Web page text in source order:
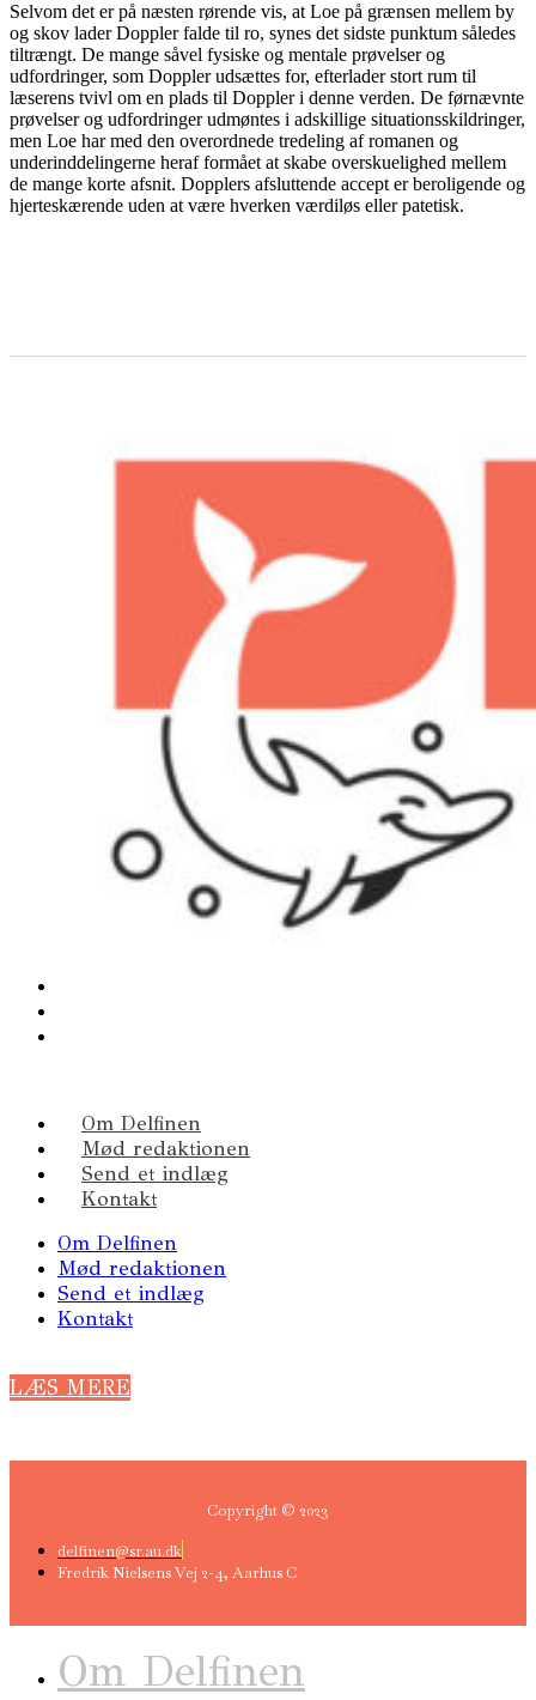
Selvom det er på næsten rørende vis, at Loe på grænsen mellem by
og skov lader Doppler falde til ro, synes det sidste punktum således
tiltrængt. De mange såvel fysiske og mentale prøvelser og
udfordringer, som Doppler udsættes for, efterlader stort rum til
læserens tvivl om en plads til Doppler i denne verden. De førnævnte
prøvelser og udfordringer udmøntes i adskillige situationsskildringer,
men Loe har med den overordnede tredeling af romanen og
underinddelingerne heraf formået at skabe overskuelighed mellem
de mange korte afsnit. Dopplers afsluttende accept er beroligende og
hjerteskærende uden at være hverken værdiløs eller patetisk.
Om Delfinen
Mød redaktionen
Send et indlæg
Kontakt
Om Delfinen
Mød redaktionen
Send et indlæg
Kontakt
LÆS MERE
Copyright © 2023
delfinen@sr.au.dk
Fredrik Nielsens Vej 2-4, Aarhus C
Om Delfinen